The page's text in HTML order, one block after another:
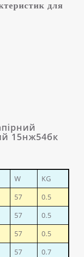
для
15нж54бк
W
KG
57
0.5
57
0.5
57
0.5
57
0.7